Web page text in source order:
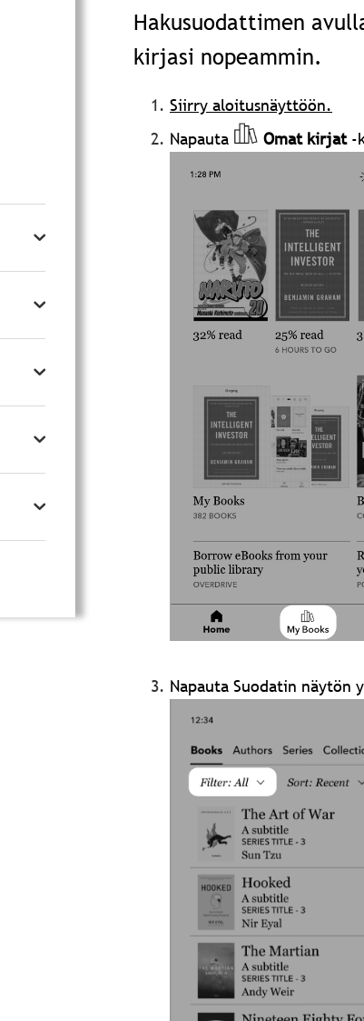
Hakusuodattimen
kirjasi nopeammin.
Siirry aloitusnäyttöön.
Napauta
Omat kirjat-
Napauta Suodatin näytön